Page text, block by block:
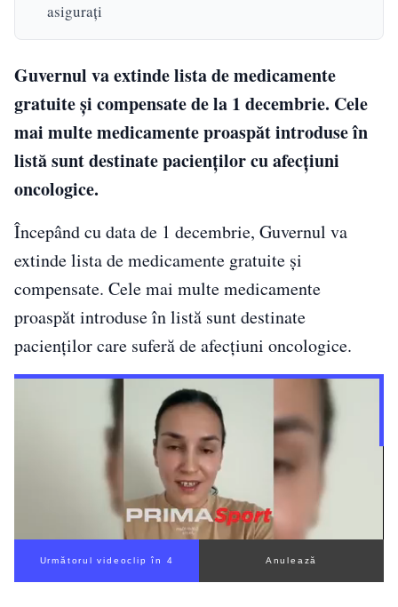
asigurați
Guvernul va extinde lista de medicamente
gratuite și compensate de la 1 decembrie. Cele
mai multe medicamente proaspăt introduse în
listă sunt destinate pacienților cu afecțiuni
oncologice.
Începând cu data de 1 decembrie, Guvernul va
extinde lista de medicamente gratuite și
compensate. Cele mai multe medicamente
proaspăt introduse în listă sunt destinate
pacienților care suferă de afecțiuni oncologice.
Următorul videoclip în 3 Anulează